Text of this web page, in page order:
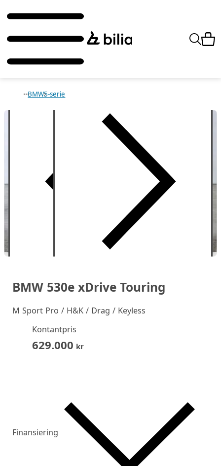
BMW5-serie
BMW 530e xDrive Touring
M Sport Pro / H&K / Drag / Keyless
Kontantpris
629.000 kr
Finansiering